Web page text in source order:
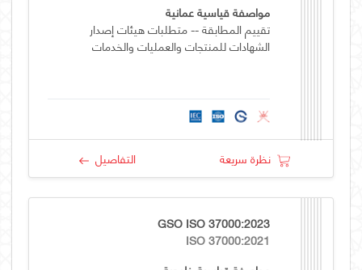
مواصفة قياسية عمانية
تقييم المطابقة -- متطلبات هيئات إصدار
الشهادات للمنتجات والعمليات والخدمات
نظرة سريعة التفاصيل
GSO ISO 37000:2023
ISO 37000:2021